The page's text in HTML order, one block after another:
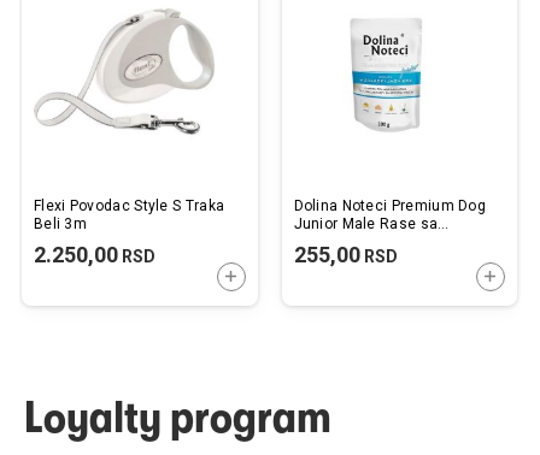
Flexi Povodac Style S Traka
Beli 3m
2.250,00 RSD
DODAJTE U KORPU
Dolina Noteci Premium Dog
Junior Male Rase sa
255,00RSD
Loyalty program